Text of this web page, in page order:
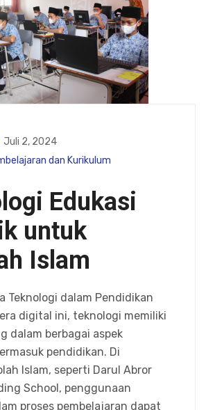
Juli 2, 2024
dan Kurikulum
Edukasi
untuk
Islam
Teknologi dalam Pendidikan
digital ini, teknologi memiliki
dalam berbagai aspek
pendidikan. Di
Islam, seperti Darul Abror
School, penggunaan
proses pembelajaran dapat